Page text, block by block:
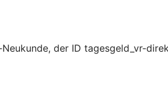
der ID tagesgeld_vr-